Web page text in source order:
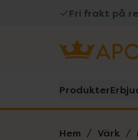
Fri frakt på
Produkter
Hem Värk